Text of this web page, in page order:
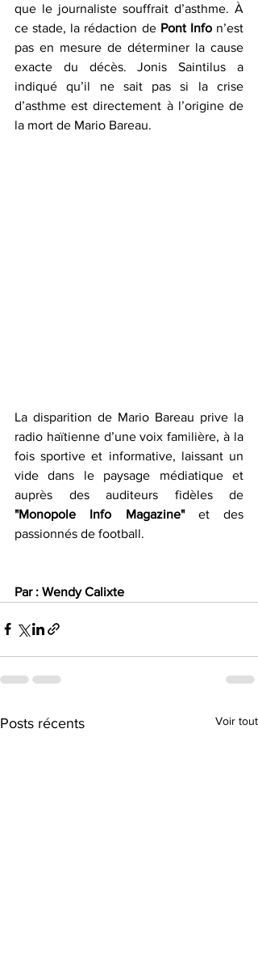
que le journaliste souffrait d’asthme. À
ce stade, la rédaction de Pont Info n’est
pas en mesure de déterminer la cause
exacte du décès. Jonis Saintilus a
indiqué qu’il ne sait pas si la crise
d’asthme est directement à l’origine de
la mort de Mario Bareau.
La disparition de Mario Bareau prive la
radio haïtienne d’une voix familière, à la
fois sportive et informative, laissant un
vide dans le paysage médiatique et
"Monopole
Info Magazine" et des
passionnés de football.
Par : Wendy Calixte
Posts récents Voir tout